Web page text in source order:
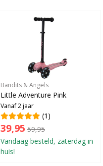
Bandits & Angels
Little Adventure Pink
Vanaf 2 jaar
(1)
39,95 59,95
Vandaag besteld, zaterdag in
huis!